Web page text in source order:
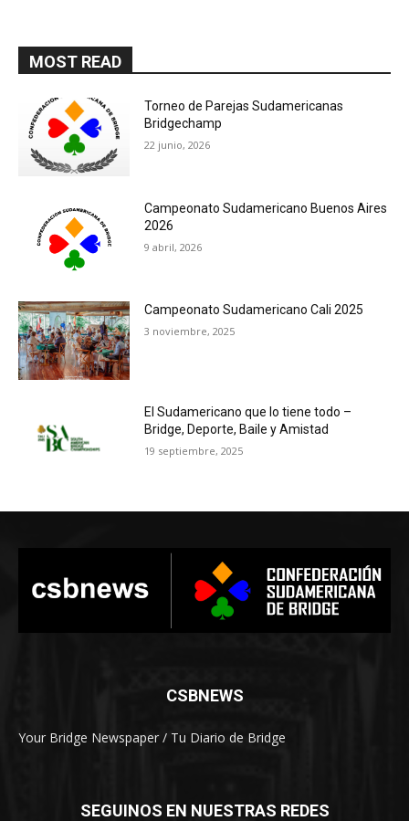
MOST READ
Torneo de Parejas Sudamericanas
Bridgechamp
22 junio, 2026
Campeonato Sudamericano Buenos Aires
2026
9 abril, 2026
Campeonato Sudamericano Cali 2025
3 noviembre, 2025
El Sudamericano que lo tiene todo –
Bridge, Deporte, Baile y Amistad
19 septiembre, 2025
CSBNEWS
Your Bridge Newspaper / Tu Diario de Bridge
SEGUINOS EN NUESTRAS REDES